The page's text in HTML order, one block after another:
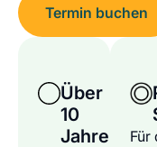
Termin buchen
Über
10
Jahre
Für